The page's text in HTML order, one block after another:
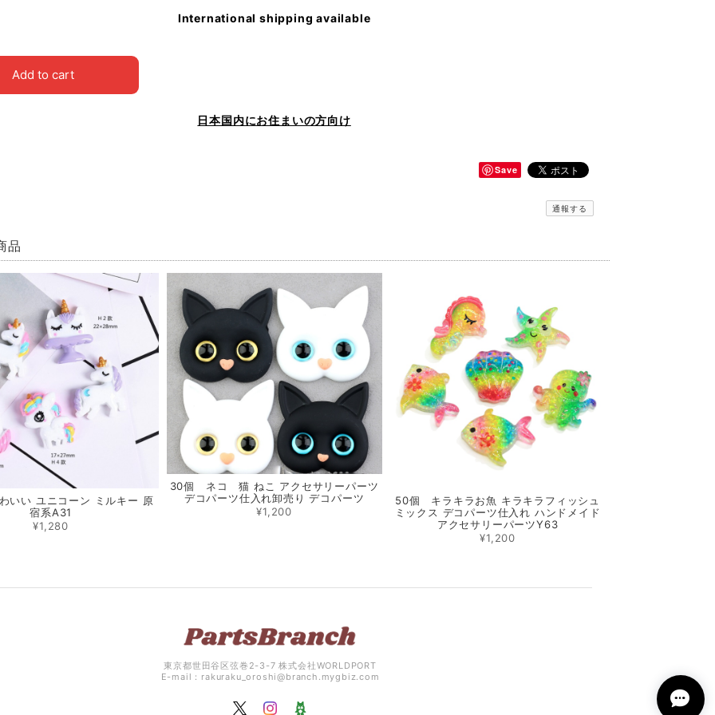
International shipping available
Add to cart
日本国内にお住まいの方向け
Save
通報する
品
いい ユニコーン ミルキー 原
宿系A31
¥1,280
30個 ネコ 猫 ねこ アクセサリーパーツ
デコパーツ仕入れ卸売り デコパーツ
¥1,200
50個 キラキラお魚 キラキラフィッシュ
ミックス デコパーツ仕入れ ハンドメイド
アクセサリーパーツY63
¥1,200
東京都世田谷区弦巻2-3-7 株式会社WORLDPORT
E-mail： rakuraku_oroshi@branch.mygbiz.com